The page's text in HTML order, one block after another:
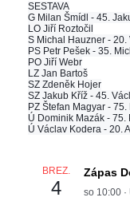
SESTAVA
G Milan Šmídl - 45.
LO Jiří Roztočil
S Michal Hauzner -
PS Petr Pešek - 35.
PO Jiří Webr
LZ Jan Bartoš
SZ Zdeněk Hojer
SZ Jakub Kříž - 45.
PZ Štefan Magyar -
Ú Dominik Mazák - 75.
Ú Václav Kodera - 20.
BŘEZ.
4
Zápas
so 10:00 ·